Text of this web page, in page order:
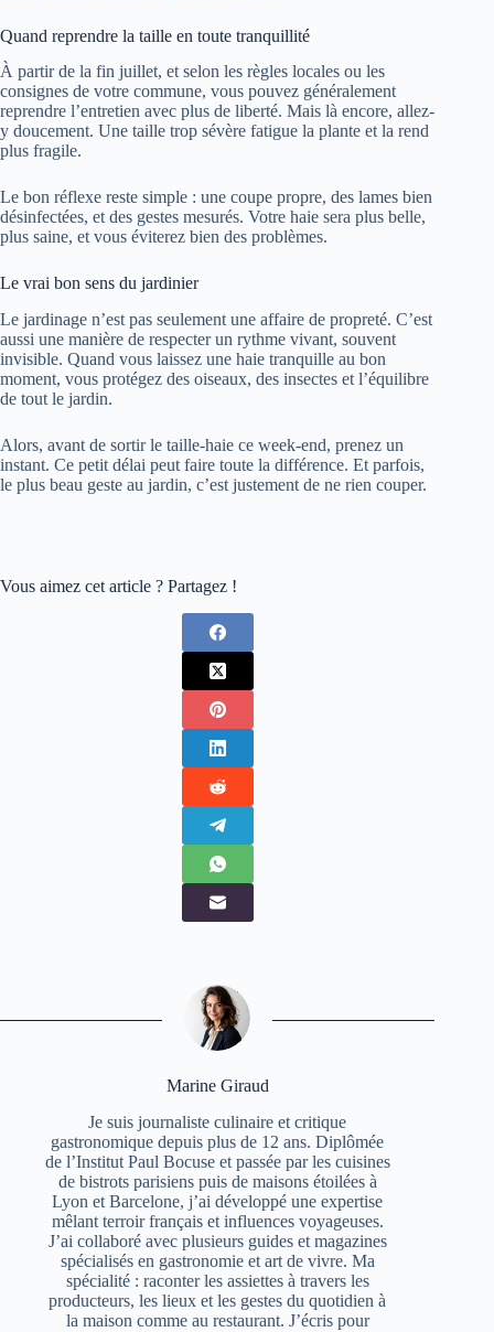
Quand reprendre la taille en toute tranquillité
À partir de la fin juillet, et selon les règles locales ou les
consignes de votre commune, vous pouvez généralement
reprendre l’entretien avec plus de liberté. Mais là encore, allez-
y doucement. Une taille trop sévère fatigue la plante et la rend
plus fragile.
Le bon réflexe reste simple : une coupe propre, des lames bien
désinfectées, et des gestes mesurés. Votre haie sera plus belle,
plus saine, et vous éviterez bien des problèmes.
Le vrai bon sens du jardinier
Le jardinage n’est pas seulement une affaire de propreté. C’est
aussi une manière de respecter un rythme vivant, souvent
invisible. Quand vous laissez une haie tranquille au bon
moment, vous protégez des oiseaux, des insectes et l’équilibre
de tout le jardin.
Alors, avant de sortir le taille-haie ce week-end, prenez un
instant. Ce petit délai peut faire toute la différence. Et parfois,
le plus beau geste au jardin, c’est justement de ne rien couper.
Vous aimez cet article ? Partagez !
Marine Giraud
Je suis journaliste culinaire et critique
gastronomique depuis plus de 12 ans. Diplômée
de l’Institut Paul Bocuse et passée par les cuisines
de bistrots parisiens puis de maisons étoilées à
Lyon et Barcelone, j’ai développé une expertise
mêlant terroir français et influences voyageuses.
J’ai collaboré avec plusieurs guides et magazines
spécialisés en gastronomie et art de vivre. Ma
spécialité : raconter les assiettes à travers les
producteurs, les lieux et les gestes du quotidien à
la maison comme au restaurant. J’écris pour